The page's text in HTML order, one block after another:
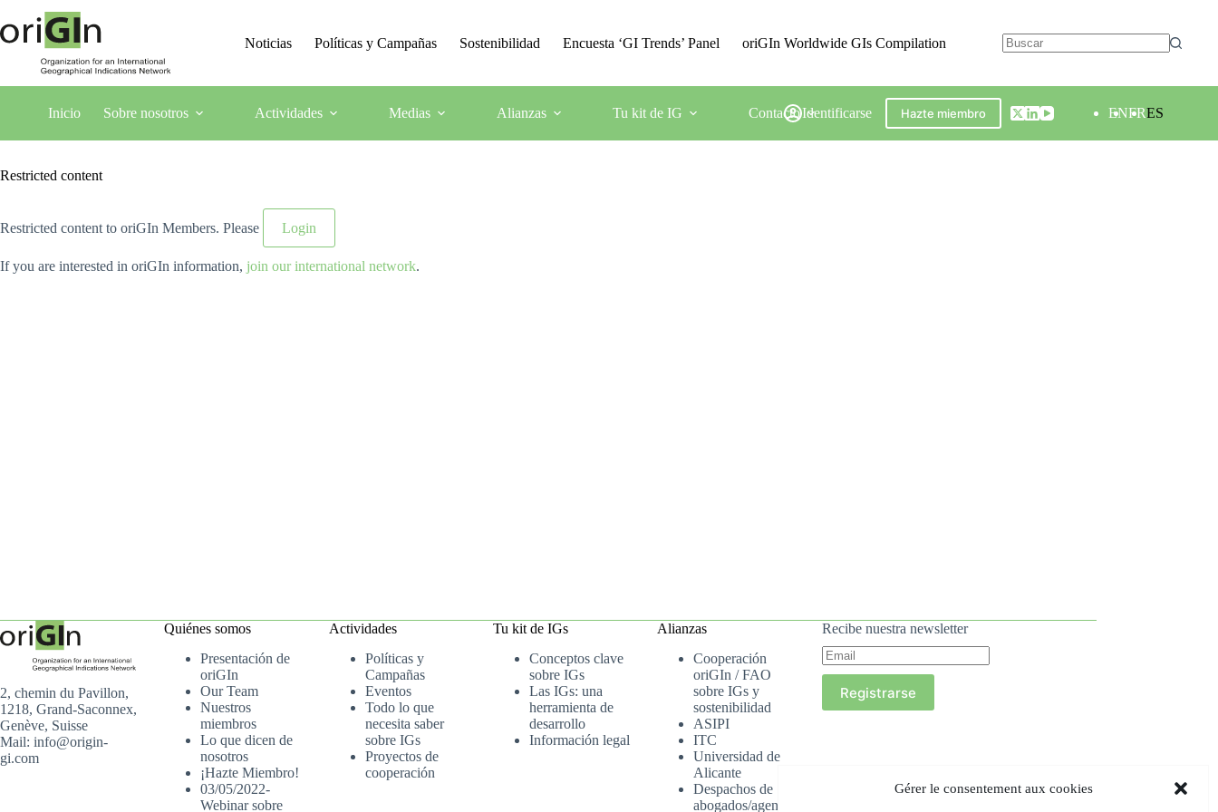
Gérer le consentement aux cookies
Noticias Políticas y Campañas Sostenibilidad Encuesta ‘GI Trends’ Panel oriGIn Worldwide GIs Compilation
Inicio Sobre nosotros Actividades Medias Alianzas Tu kit de IG ContactoIdentificarse Hazte miembro ENFRES
Restricted content
Restricted content to oriGIn Members. Please Login
If you are interested in oriGIn information, join our international network.
2, chemin du Pavillon,
1218, Grand-Saconnex,
Genève, Suisse
Mail: info@origin-
gi.com
Quiénes somos
Presentación de
oriGIn
Our Team
Nuestros
miembros
Lo que dicen de
nosotros
¡Hazte Miembro!
03/05/2022-
Webinar sobre
Actividades
Políticas y
Campañas
Eventos
Todo lo que
necesita saber
sobre IGs
Proyectos de
cooperación
Tu kit de IGs
Conceptos clave
sobre IGs
Las IGs: una
herramienta de
desarrollo
Información legal
Alianzas
Cooperación
oriGIn / FAO
sobre IGs y
sostenibilidad
ASIPI
ITC
Universidad de
Alicante
Despachos de
abogados/agenci
Recibe nuestra newsletter
Registrarse